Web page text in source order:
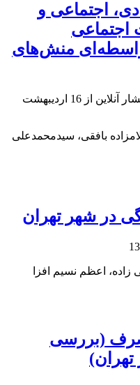
اجتماعی و
اجتماعی
منش‌های
آنلاین از
16 اردیبهشت
بافقی، سیدمحمدعلی
در شهر تهران
زاده، اعظم نسیم افزا
(بررسی